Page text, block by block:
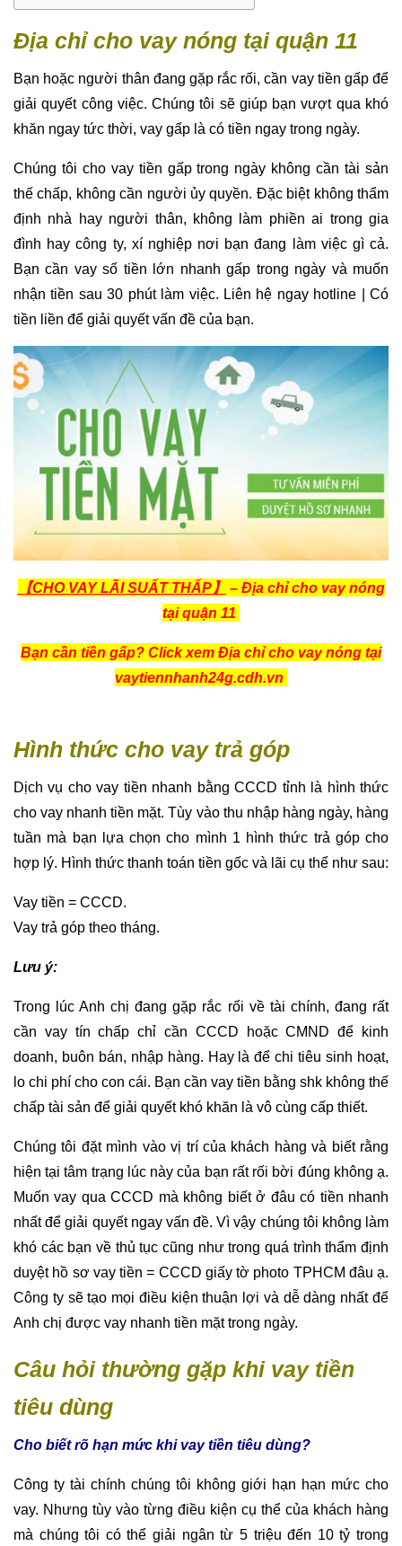
Địa chỉ cho vay nóng tại quận 11
Bạn hoặc người thân đang gặp rắc rối, cần vay tiền gấp để
giải quyết công việc. Chúng tôi sẽ giúp bạn vượt qua khó
khăn ngay tức thời, vay gấp là có tiền ngay trong ngày.
Chúng tôi cho vay tiền gấp trong ngày không cần tài sản
thế chấp, không cần người ủy quyền. Đặc biệt không thẩm
định nhà hay người thân, không làm phiền ai trong gia
đình hay công ty, xí nghiệp nơi bạn đang làm việc gì cả.
Bạn cần vay số tiền lớn nhanh gấp trong ngày và muốn
nhận tiền sau 30 phút làm việc. Liên hệ ngay hotline | Có
tiền liền để giải quyết vấn đề của bạn.
【CHO VAY LÃI SUẤT THẤP】 – Địa chỉ cho vay nóng
tại quận 11
Bạn cần tiền gấp? Click xem Địa chỉ cho vay nóng tại
vaytiennhanh24g.cdh.vn
Hình thức cho vay trả góp
Dịch vụ cho vay tiền nhanh bằng CCCD tỉnh là hình thức
cho vay nhanh tiền mặt. Tùy vào thu nhập hàng ngày, hàng
tuần mà bạn lựa chọn cho mình 1 hình thức trả góp cho
hợp lý. Hình thức thanh toán tiền gốc và lãi cụ thể như sau:
Vay tiền = CCCD.
Vay trả góp theo tháng.
Lưu ý:
Trong lúc Anh chị đang gặp rắc rối về tài chính, đang rất
cần vay tín chấp chỉ cần CCCD hoặc CMND để kinh
doanh, buôn bán, nhập hàng. Hay là để chi tiêu sinh hoạt,
lo chi phí cho con cái. Bạn cần vay tiền bằng shk không thế
chấp tài sản để giải quyết khó khăn là vô cùng cấp thiết.
Chúng tôi đặt mình vào vị trí của khách hàng và biết rằng
hiện tại tâm trạng lúc này của bạn rất rối bời đúng không ạ.
Muốn vay qua CCCD mà không biết ở đâu có tiền nhanh
nhất để giải quyết ngay vấn đề. Vì vậy chúng tôi không làm
khó các bạn về thủ tục cũng như trong quá trình thẩm định
duyệt hồ sơ vay tiền = CCCD giấy tờ photo TPHCM đâu ạ.
Công ty sẽ tạo mọi điều kiện thuận lợi và dễ dàng nhất để
Anh chị được vay nhanh tiền mặt trong ngày.
Câu hỏi thường gặp khi vay tiền
tiêu dùng
Cho biết rõ hạn mức khi vay tiền tiêu dùng?
Công ty tài chính chúng tôi không giới hạn hạn mức cho
vay. Nhưng tùy vào từng điều kiện cụ thể của khách hàng
mà chúng tôi có thể giải ngân từ 5 triệu đến 10 tỷ trong